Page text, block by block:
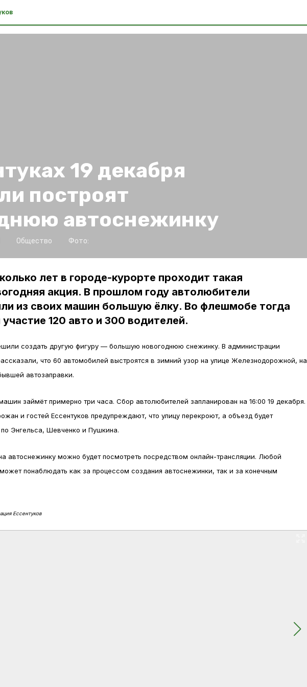
19 декабря
построят
автоснежинку
Общество Фото:
лет в городе-курорте проходит такая
акция. В прошлом году автолюбители
из своих машин большую ёлку. Во флешмобе тогда
участие 120 авто и 300 водителей.
создать другую фигуру — большую новогоднюю снежинку. В администрации
что 60 автомобилей выстроятся в зимний узор на улице Железнодорожной, на
автозаправки.
займёт примерно три часа. Сбор автолюбителей запланирован на 16:00 19 декабря.
и гостей Ессентуков предупреждают, что улицу перекроют, а объезд будет
по Энгельса, Шевченко и Пушкина.
автоснежинку можно будет посмотреть посредством онлайн-трансляции. Любой
понаблюдать как за процессом создания автоснежинки, так и за конечным
Ессентуков